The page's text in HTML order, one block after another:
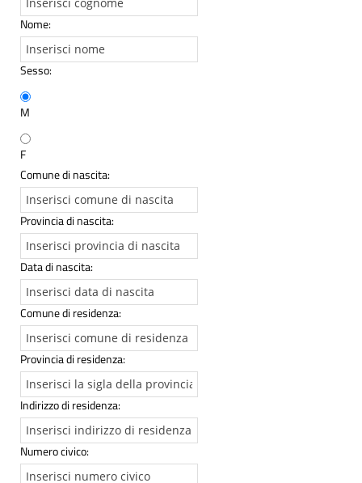
Nome:
Sesso:
M
F
Comune di nascita:
Provincia di nascita:
Data di nascita:
Comune di residenza:
Provincia di residenza:
Indirizzo di residenza:
Numero civico: